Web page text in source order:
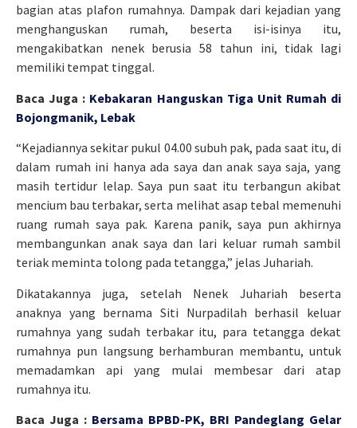
bagian atas plafon rumahnya. Dampak dari kejadian yang
menghanguskan rumah, beserta isi-isinya itu,
mengakibatkan nenek berusia 58 tahun ini, tidak lagi
memiliki tempat tinggal.
Baca Juga : Kebakaran Hanguskan Tiga Unit Rumah di
Bojongmanik, Lebak
“Kejadiannya sekitar pukul 04.00 subuh pak, pada saat itu, di
dalam rumah ini hanya ada saya dan anak saya saja, yang
masih tertidur lelap. Saya pun saat itu terbangun akibat
mencium bau terbakar, serta melihat asap tebal memenuhi
ruang rumah saya pak. Karena panik, saya pun akhirnya
membangunkan anak saya dan lari keluar rumah sambil
teriak meminta tolong pada tetangga,” jelas Juhariah.
Dikatakannya juga, setelah Nenek Juhariah beserta
anaknya yang bernama Siti Nurpadilah berhasil keluar
rumahnya yang sudah terbakar itu, para tetangga dekat
rumahnya pun langsung berhamburan membantu, untuk
memadamkan api yang mulai membesar dari atap
rumahnya itu.
Baca Juga : Bersama BPBD-PK, BRI Pandeglang Gelar